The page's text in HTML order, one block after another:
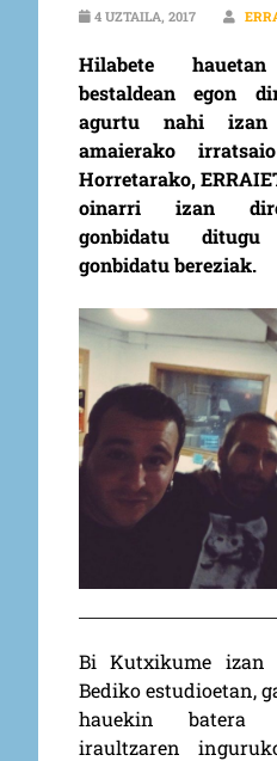
4 UZTAILA, 2017
Hilabete
bestaldean egon
agurtu nahi izan
amaierako
Horretarako,
oinarri izan
gonbidatu
gonbidatu bereziak.
Bi Kutxikume izan
Bediko estudioetan,
hauekin batera
iraultzaren